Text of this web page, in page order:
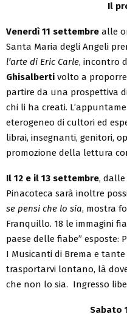
Il
Venerdì 11 settembre alle
Santa Maria degli Angeli
l’arte di Eric Carle, incontro
Ghisalberti volto a
partire da una prospettiva
chi li ha creati.
eterogeneo di cultori ed
librai, insegnanti, genitori,
promozione della lettura
Il 12 e il 13 settembre, dalle
Pinacoteca sarà inoltre
se pensi che lo sia, mostra
Franquillo. 18 le immagini
paese delle fiabe” esposte:
I Musicanti di Brema e
trasportarvi lontano, là
che non lo sia. Ingresso
Sabato